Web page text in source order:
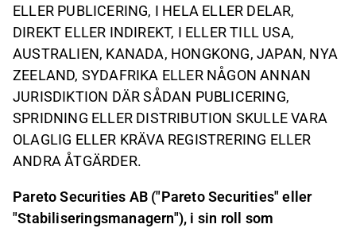
ELLER PUBLICERING, I HELA ELLER DELAR,
DIREKT ELLER INDIREKT, I ELLER TILL USA,
AUSTRALIEN, KANADA, HONGKONG, JAPAN, NYA
ZEELAND, SYDAFRIKA ELLER NÅGON ANNAN
JURISDIKTION DÄR SÅDAN PUBLICERING,
SPRIDNING ELLER DISTRIBUTION SKULLE VARA
OLAGLIG ELLER KRÄVA REGISTRERING ELLER
ANDRA ÅTGÄRDER.
Pareto Securities AB ("Pareto Securities" eller
"Stabiliseringsmanagern"), i sin roll som